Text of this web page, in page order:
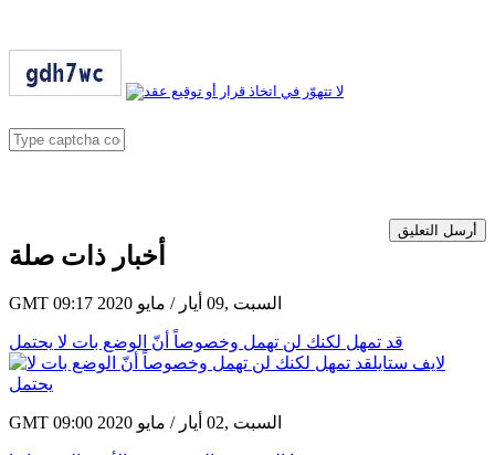
أرسل التعليق
أخبار ذات صلة
GMT 09:17 2020 السبت ,09 أيار / مايو
قد تمهل لكنك لن تهمل وخصوصاً أنّ الوضع بات لا يحتمل
GMT 09:00 2020 السبت ,02 أيار / مايو